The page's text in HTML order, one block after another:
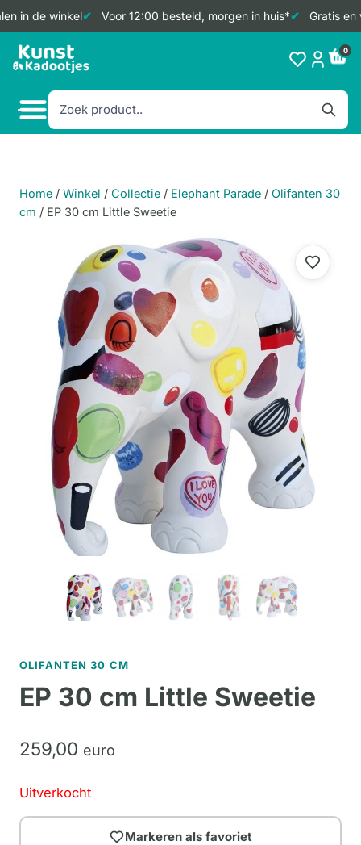
in de winkel Voor 12:00 besteld, morgen in huis* Gratis en
Doorgaan
naar
0
Home / Winkel / Collectie / Elephant Parade / Olifanten 30
cm / EP 30 cm Little Sweetie
OLIFANTEN 30 CM
EP 30 cm Little Sweetie
259,00 euro
Uitverkocht
Markeren als favoriet